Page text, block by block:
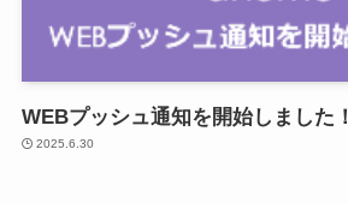
WEBプッシュ通知を開始しました！
2025.6.30